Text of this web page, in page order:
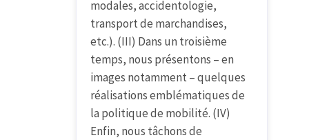
modales, accidentologie,
transport de marchandises,
etc.). (III) Dans un troisième
temps, nous présentons – en
images notamment – quelques
réalisations emblématiques de
la politique de mobilité. (IV)
Enfin, nous tâchons de